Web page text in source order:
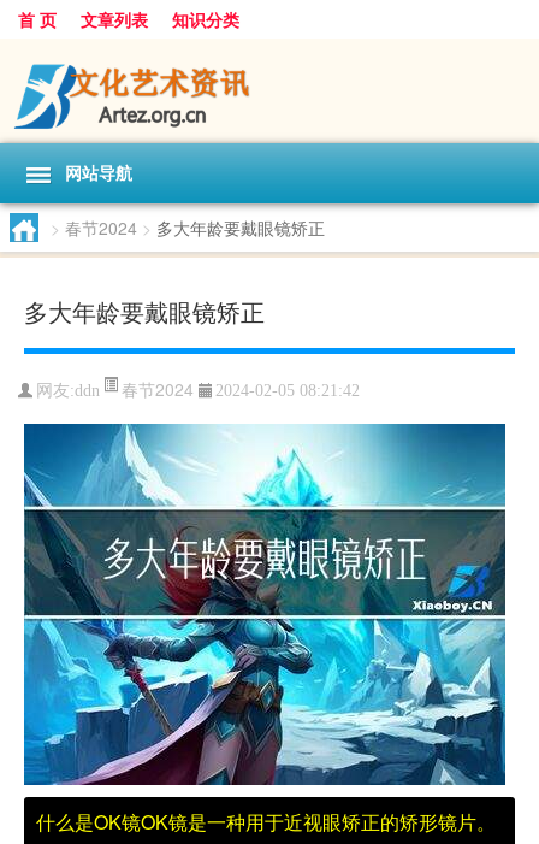
首 页 文章列表 知识分类
网站导航
> 春节2024 > 多大年龄要戴眼镜矫正
多大年龄要戴眼镜矫正
网友:ddn 春节2024 2024-02-05 08:21:42
什么是OK镜OK镜是一种用于近视眼矫正的矫形镜片。